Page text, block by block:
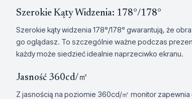
Szerokie Kąty Widzenia: 178°/178°
Szerokie kąty widzenia 178°/178° gwarantują, że
go oglądasz. To szczególnie ważne podczas
każdy może siedzieć idealnie naprzeciwko ekranu.
Jasność 360cd/㎡
Z jasnością na poziomie 360cd/㎡ monitor